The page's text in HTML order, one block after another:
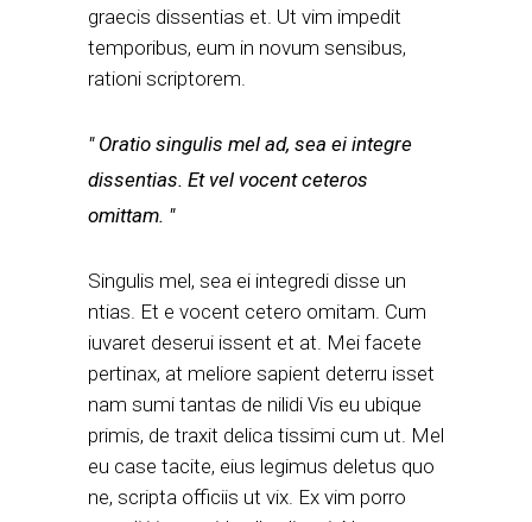
graecis dissentias et. Ut vim impedit
temporibus, eum in novum sensibus,
rationi scriptorem.
Oratio singulis mel ad, sea ei integre
dissentias. Et vel vocent ceteros
omittam.
Singulis mel, sea ei integredi disse un
ntias. Et e vocent cetero omitam. Cum
iuvaret deserui issent et at. Mei facete
pertinax, at meliore sapient deterru isset
nam sumi tantas de nilidi Vis eu ubique
primis, de traxit delica tissimi cum ut. Mel
eu case tacite, eius legimus deletus quo
ne, scripta officiis ut vix. Ex vim porro